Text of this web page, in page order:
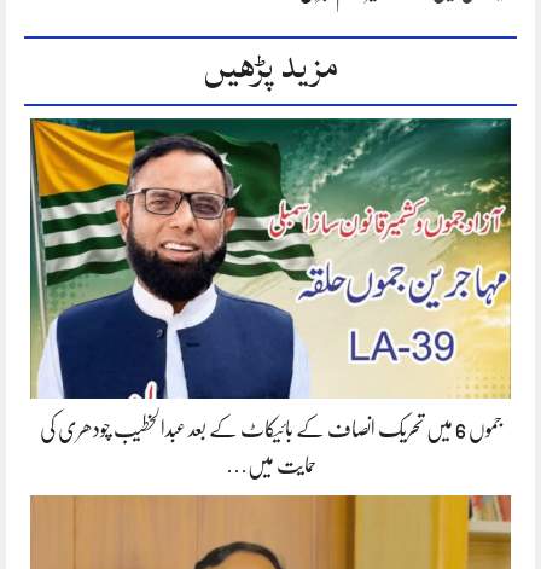
مزید پڑھیں
جموں 6 میں تحریک انصاف کے بائیکاٹ کے بعد عبدالخطیب چودھری کی
حمایت میں…